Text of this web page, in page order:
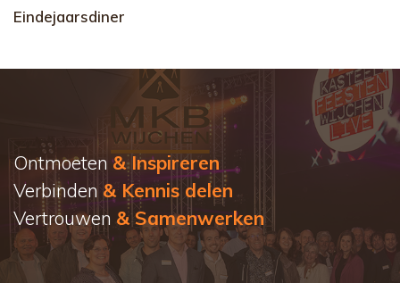
Eindejaarsdiner
Ontmoeten & Inspireren
Verbinden & Kennis delen
Vertrouwen & Samenwerken